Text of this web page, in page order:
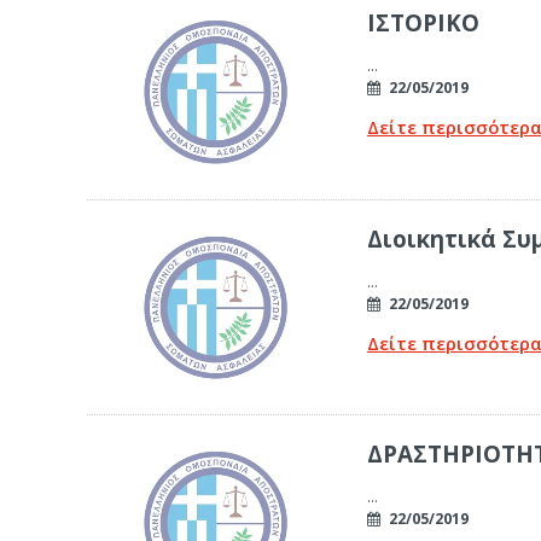
ΙΣΤΟΡΙΚΟ
...
22/05/2019
Δείτε περισσότερα
Διοικητικά
...
22/05/2019
Δείτε περισσότερα
...
22/05/2019